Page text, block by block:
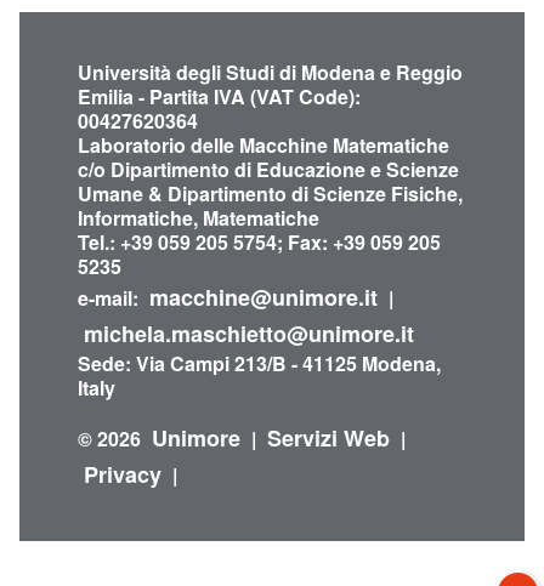
Università degli Studi di Modena e Reggio
Emilia - Partita IVA (VAT Code):
00427620364
Laboratorio delle Macchine Matematiche
c/o Dipartimento di Educazione e Scienze
Umane & Dipartimento di Scienze Fisiche,
Informatiche, Matematiche
Tel.: +39 059 205 5754; Fax: +39 059 205
5235
e-mail: macchine@unimore.it |
michela.maschietto@unimore.it
Sede: Via Campi 213/B - 41125 Modena,
Italy
© 2026 Unimore | Servizi Web |
Privacy |